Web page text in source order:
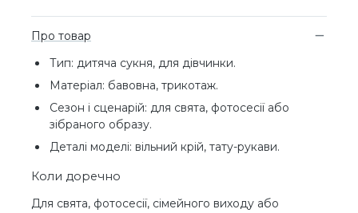
Про товар
Тип: дитяча сукня, для дівчинки.
Матеріал: бавовна, трикотаж.
Сезон і сценарій: для свята, фотосесії або
зібраного образу.
Деталі моделі: вільний крій, тату-рукави.
Коли доречно
Для свята, фотосесії, сімейного виходу або